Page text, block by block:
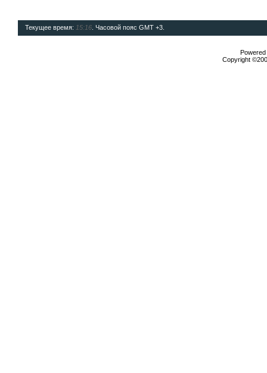
Текущее время: 15:16 . Часовой пояс GMT +3.
Copyright